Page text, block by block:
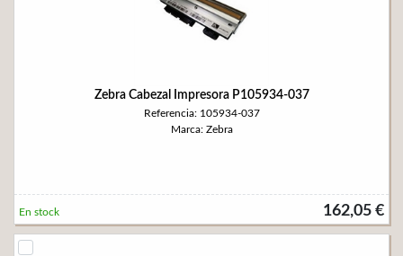
Zebra Cabezal Impresora P105934-037
Referencia: 105934-037
Marca: Zebra
162,05 €
En stock